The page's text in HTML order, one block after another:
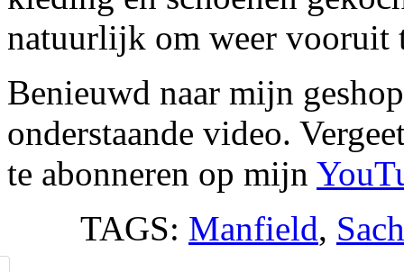
natuurlijk om weer vooruit
Benieuwd naar mijn
onderstaande video.
te abonneren op mijn
TAGS: Manfield,